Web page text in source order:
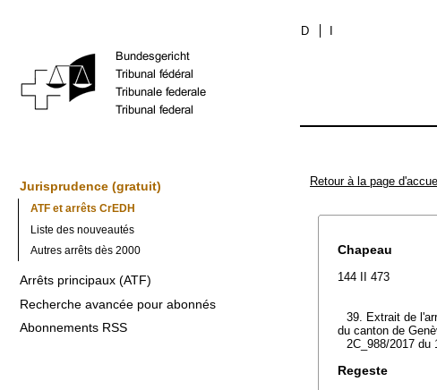
D
Jurisprudence (gratuit)
ATF et arrêts CrEDH
Liste des nouveautés
Autres arrêts dès 2000
Arrêts principaux (ATF)
Recherche avancée pour abonnés
Abonnements RSS
Retour à la page
Chapeau
144 II 473
39. Extrait de
du canton de
2C_988/2017 du
Regeste